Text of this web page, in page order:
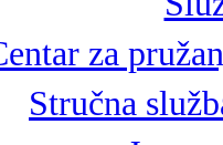
za
Stručna